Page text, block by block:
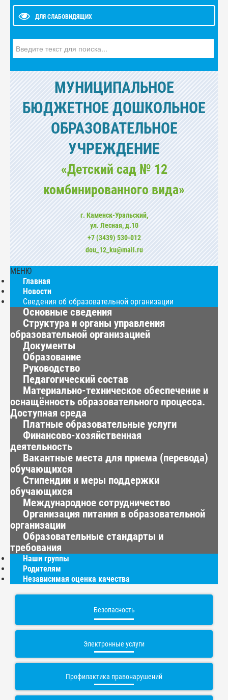
ДЛЯ СЛАБОВИДЯЩИХ
МУНИЦИПАЛЬНОЕ
БЮДЖЕТНОЕ ДОШКОЛЬНОЕ
ОБРАЗОВАТЕЛЬНОЕ
УЧРЕЖДЕНИЕ
«Детский сад № 12
комбинированного вида»
г. Каменск-Уральский,
ул. Лесная, д.10
+7 (3439) 530-012
dou_12_ku@mail.ru
МЕНЮ
Главная
Новости
Сведения об образовательной организации
Основные сведения
Структура и органы управления
образовательной организацией
Документы
Образование
Руководство
Педагогический состав
Материально-техническое обеспечение и
оснащённость образовательного процесса.
Доступная среда
Платные образовательные услуги
Финансово-хозяйственная
деятельность
Вакантные места для приема (перевода)
обучающихся
Стипендии и меры поддержки
обучающихся
Международное сотрудничество
Организация питания в образовательной
организации
Образовательные стандарты и
требования
Наши группы
Родителям
Независимая оценка качества
Безопасность
Электронные услуги
Профилактика правонарушений